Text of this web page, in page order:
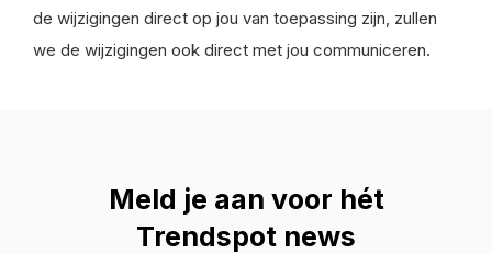
de wijzigingen direct op jou van toepassing zijn, zullen
we de wijzigingen ook direct met jou communiceren.
Meld je aan voor hét
Trendspot news